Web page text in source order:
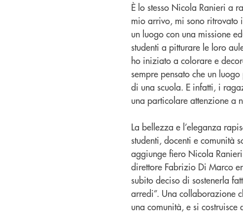
È lo stesso Nicola Ranieri a
mio arrivo, mi sono ritrovato
un luogo con una missione
studenti a pitturare le loro
ho iniziato a colorare e
sempre pensato che un
di una scuola. E infatti, i
una particolare attenzione a
La bellezza e l’eleganza
studenti, docenti e comunità
aggiunge fiero Nicola
direttore Fabrizio Di Marco
subito deciso di sostenerla
arredi”. Una collaborazione
una comunità, e si